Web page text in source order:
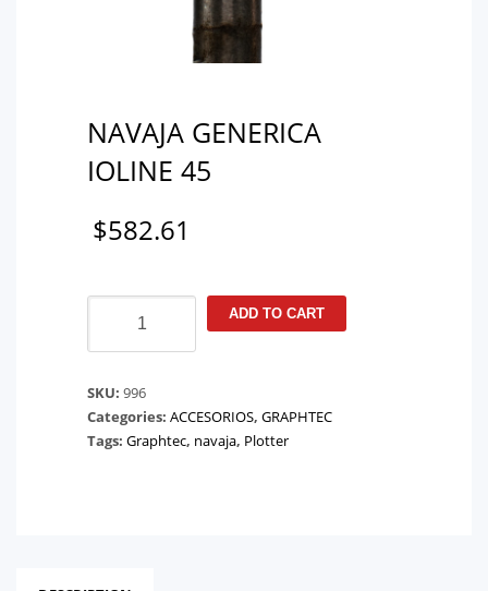
NAVAJA GENERICA
IOLINE 45
$582.61
GENERICA
IOLINE
quantity
ADD TO CART
SKU: 996
Categories: ACCESORIOS, GRAPHTEC
Tags: Graphtec, navaja, Plotter